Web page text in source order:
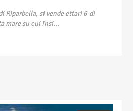
Riparbella, si vende ettari 6 di
mare su cui insi...